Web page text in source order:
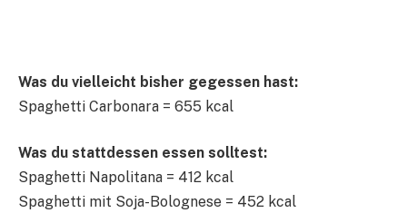
Was du vielleicht bisher gegessen hast:
Spaghetti Carbonara = 655 kcal
Was du stattdessen essen solltest:
Spaghetti Napolitana = 412 kcal
Spaghetti mit Soja-Bolognese = 452 kcal